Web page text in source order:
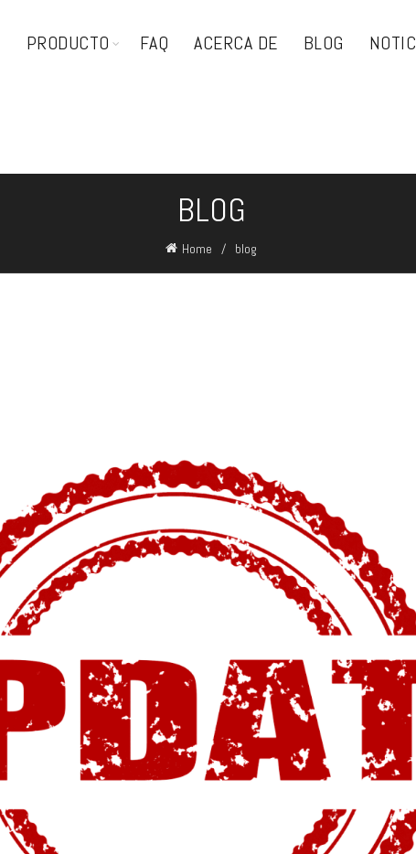
PRODUCTO FAQ ACERCA DE BLOG
BLOG
Home blog